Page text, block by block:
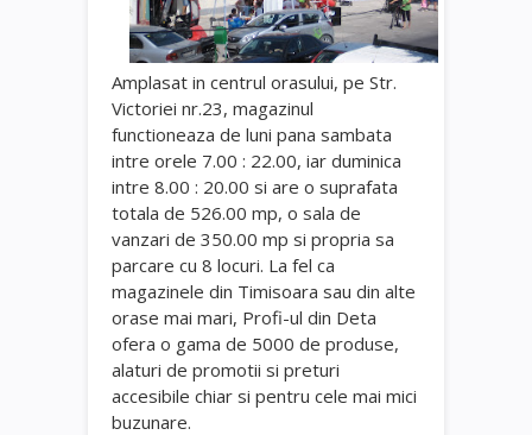
Amplasat in centrul orasului, pe Str.
Victoriei nr.23, magazinul
functioneaza de luni pana sambata
intre orele 7.00 : 22.00, iar duminica
intre 8.00 : 20.00 si are o suprafata
totala de 526.00 mp, o sala de
vanzari de 350.00 mp si propria sa
parcare cu 8 locuri. La fel ca
magazinele din Timisoara sau din alte
orase mai mari, Profi-ul din Deta
ofera o gama de 5000 de produse,
alaturi de promotii si preturi
accesibile chiar si pentru cele mai mici
buzunare.